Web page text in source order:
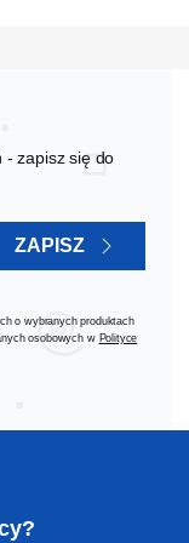
- zapisz się do
ZAPISZ
o wybranych produktach
osobowych w Polityce